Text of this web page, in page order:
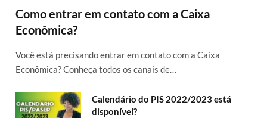
Como entrar em contato com a Caixa
Econômica?
Você está precisando entrar em contato com a Caixa
Econômica? Conheça todos os canais de…
Calendário do PIS 2022/2023 está
disponível?